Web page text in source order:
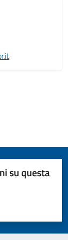
su questa